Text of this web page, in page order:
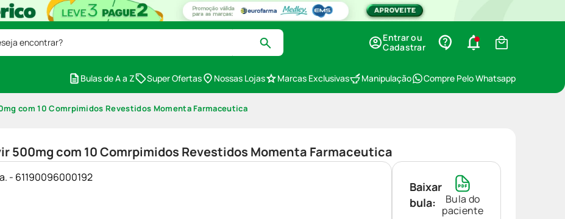
encontrar?
Entrar ou
Cadastrar
Bulas de A a Z Super Ofertas Nossas Lojas Marcas Exclusivas Manipulação Compre Pelo Whatsapp
com 10 Comrpimidos Revestidos Momenta Farmaceutica
500mg com 10 Comrpimidos Revestidos Momenta Farmaceutica
- 61190096000192
Baixar
bula:
Bula do
paciente